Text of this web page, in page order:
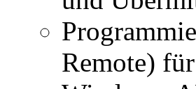
Remote)